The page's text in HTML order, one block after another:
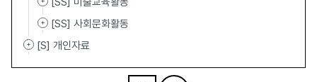
[SS] 사회문화활동
[S] 개인자료